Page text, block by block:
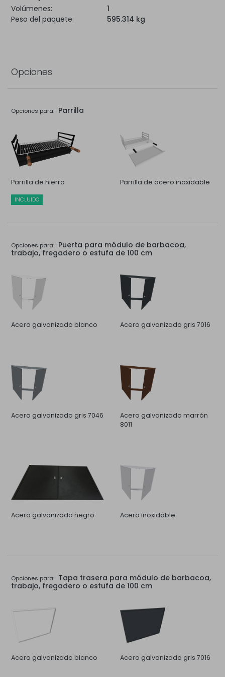
Volúmenes:
1
Peso del paquete:
595.314 kg
Opciones
Opciones para: Parrilla
Parrilla de hierro
INCLUIDO
Parrilla de acero inoxidable
Opciones para: Puerta para módulo de barbacoa,
trabajo, fregadero o estufa de 100 cm
Acero galvanizado blanco Acero galvanizado gris 7016
Acero galvanizado gris 7046
Acero galvanizado marrón
8011
Acero galvanizado negro Acero inoxidable
Opciones para: Tapa trasera para módulo de barbacoa,
trabajo, fregadero o estufa de 100 cm
Acero galvanizado blanco Acero galvanizado gris 7016